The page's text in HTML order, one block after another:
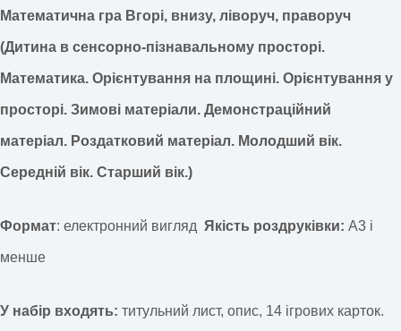
Математична гра Вгорі, внизу, ліворуч, праворуч
(Дитина в сенсорно-пізнавальному просторі.
Математика. Орієнтування на площині. Орієнтування у
просторі. Зимові матеріали. Демонстраційний
матеріал. Роздатковий матеріал. Молодший вік.
Середній вік. Старший вік.)
Формат: електронний вигляд Якість роздруківки: А3 і
менше
У набір входять: титульний лист, опис, 14 ігрових карток.